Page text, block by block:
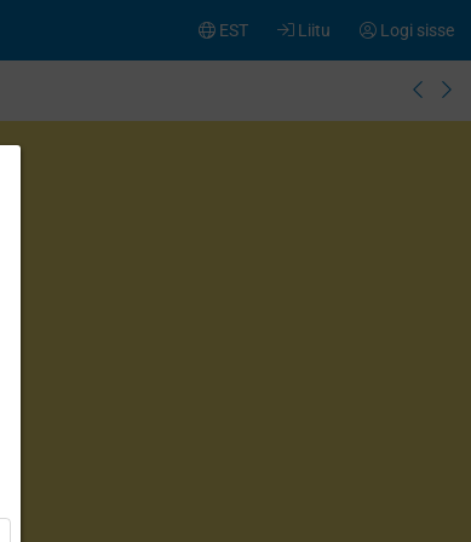
Logi sisse
Liitu
EST